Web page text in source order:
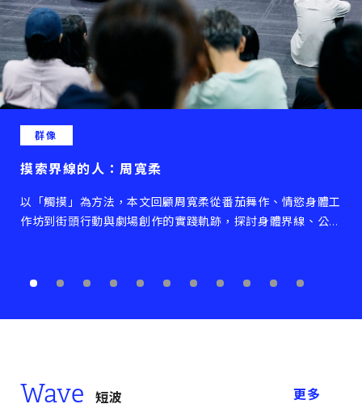
寬柔從番茄舞作、情慾身體工
踐軌跡，探討身體界線、公共
Wave 短波 更多